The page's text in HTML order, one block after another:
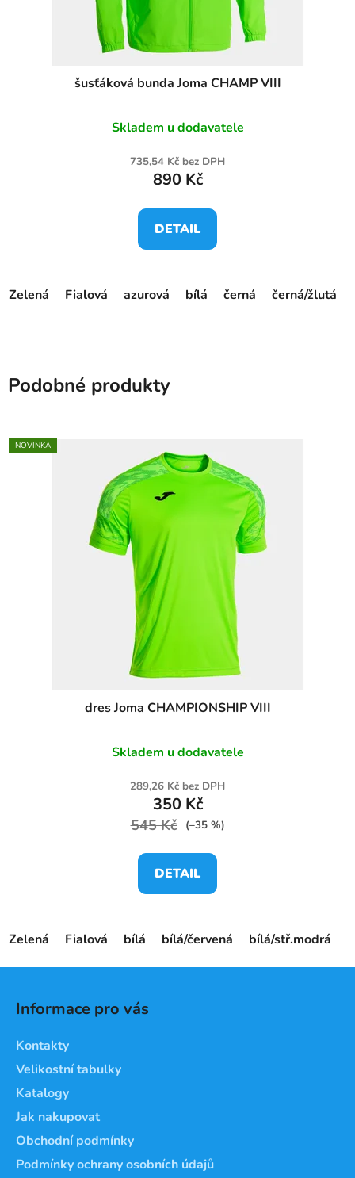
šusťáková bunda Joma CHAMP VIII
Skladem u dodavatele
735,54 Kč bez DPH
890 Kč
DETAIL
Zelená Fialová azurová bílá černá černá/žlutá
Podobné produkty
NOVINKA
dres Joma CHAMPIONSHIP VIII
Skladem u dodavatele
289,26 Kč bez DPH
350 Kč
545 Kč (–35 %)
DETAIL
Zelená Fialová bílá bílá/červená bílá/stř.modrá
Informace pro vás
Kontakty
Velikostní tabulky
Katalogy
Jak nakupovat
Obchodní podmínky
Podmínky ochrany osobních údajů